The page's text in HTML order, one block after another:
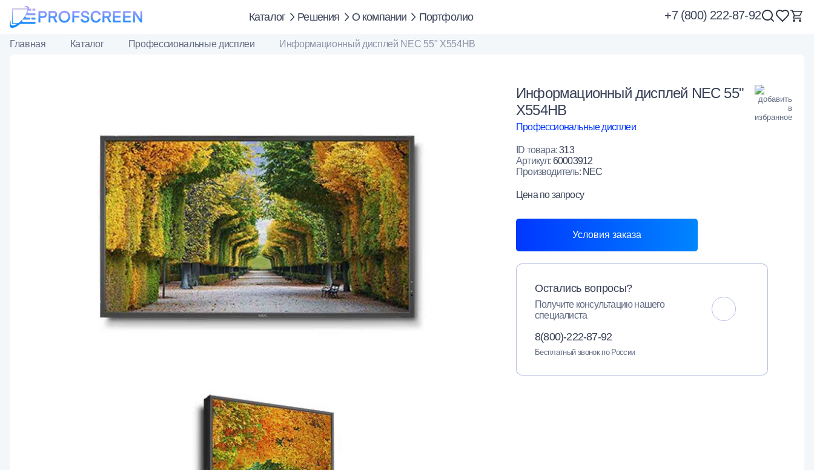
Каталог Решения О компании Портфолио +7 (800) 222-87-92
Главная Каталог Профессиональные дисплеи Информационный дисплей NEC 55" X554HB
Информационный дисплей NEC 55"
X554HB
Профессиональные дисплеи
ID товара:313
Артикул: 60003912
Производитель: NEC
Цена по запросу
Условия заказа
Остались вопросы?
Получите консультацию нашего
специалиста
8(800)-222-87-92
Бесплатный звонок по России